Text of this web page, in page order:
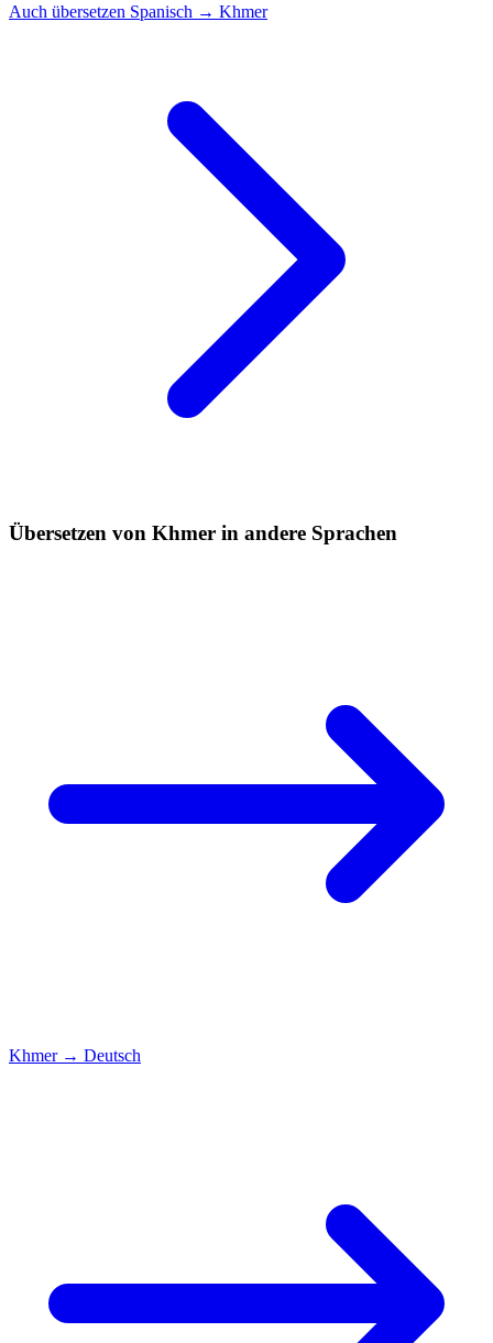
Auch übersetzen Spanisch → Khmer
Übersetzen von Khmer in andere Sprachen
Khmer → Deutsch